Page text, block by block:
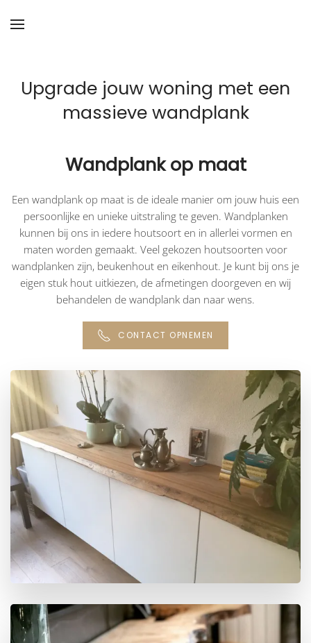
Upgrade jouw woning met een
massieve wandplank
Wandplank op maat
Een wandplank op maat is de ideale manier om jouw huis een
persoonlijke en unieke uitstraling te geven. Wandplanken
kunnen bij ons in iedere houtsoort en in allerlei vormen en
maten worden gemaakt. Veel gekozen houtsoorten voor
wandplanken zijn, beukenhout en eikenhout. Je kunt bij ons je
eigen stuk hout uitkiezen, de afmetingen doorgeven en wij
behandelen de wandplank dan naar wens.
CONTACT OPNEMEN